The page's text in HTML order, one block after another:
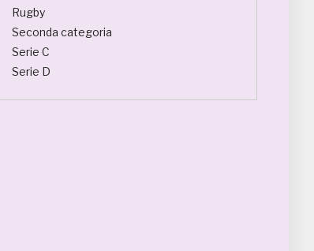
Rugby
Seconda categoria
Serie C
Serie D